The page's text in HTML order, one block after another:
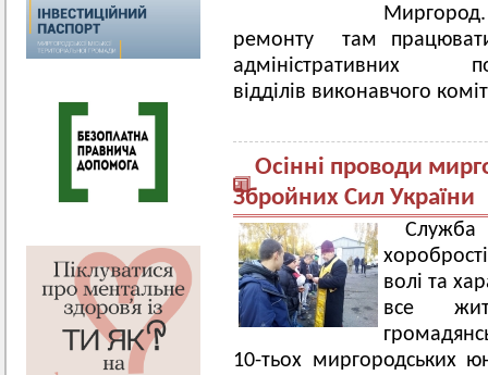
ремонту там
відділів виконавчого
Осінні проводи
Збройних Сил України
волі та
все
10-тьох миргородських